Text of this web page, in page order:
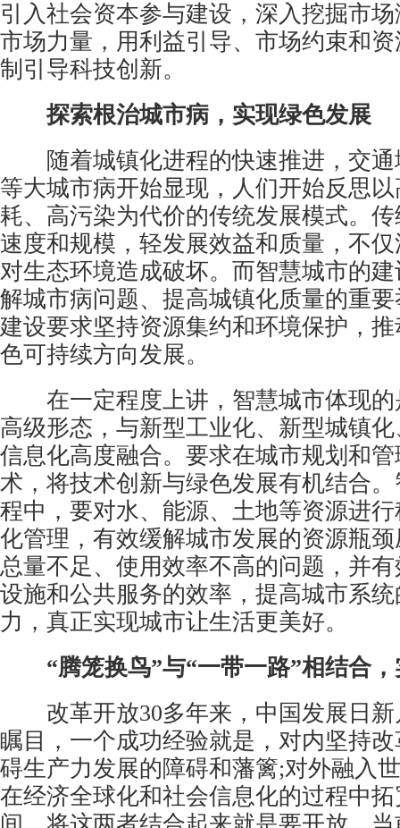
引入社会资本参与建设，深入挖掘市
市场力量，用利益引导、市场约束和
制引导科技创新。
探索根治城市病，实现绿色发展
随着城镇化进程的快速推进，交通
等大城市病开始显现，人们开始反思
耗、高污染为代价的传统发展模式。
速度和规模，轻发展效益和质量，不
对生态环境造成破坏。而智慧城市的
解城市病问题、提高城镇化质量的重
建设要求坚持资源集约和环境保护，
色可持续方向发展。
在一定程度上讲，智慧城市体现的
高级形态，与新型工业化、新型城镇
信息化高度融合。要求在城市规划和
术，将技术创新与绿色发展有机结合
程中，要对水、能源、土地等资源进
化管理，有效缓解城市发展的资源瓶
总量不足、使用效率不高的问题，并
设施和公共服务的效率，提高城市系
力，真正实现城市让生活更美好。
“腾笼换鸟”与“一带一路”相结合
改革开放30多年来，中国发展日新
瞩目，一个成功经验就是，对内坚持
碍生产力发展的障碍和藩篱;对外融入
在经济全球化和社会信息化的过程中